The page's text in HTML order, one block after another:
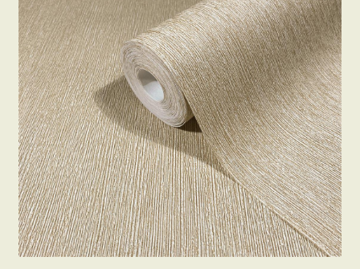
Tapétázási tanácsok
Beton hatású tapéták
Kapcsolat